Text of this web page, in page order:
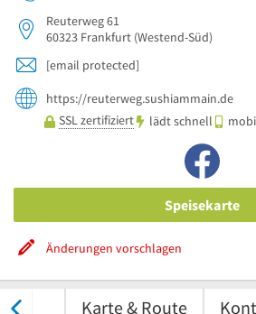
Reuterweg 61
60323 Frankfurt (Westend-Süd)
[email protected]
https://reuterweg.sushiammain.de
SSL zertifiziert
lädt schnell
Speisekarte
Änderungen vorschlagen
Karte & Route